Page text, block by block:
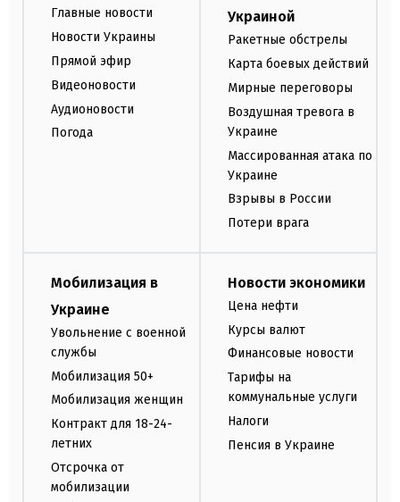
Главные новости
Новости Украины
Прямой эфир
Видеоновости
Аудионовости
Погода
Украиной
Ракетные обстрелы
Карта боевых действий
Мирные переговоры
Воздушная тревога в
Украине
Массированная атака по
Украине
Взрывы в России
Потери врага
Мобилизация в
Украине
Увольнение с военной
службы
Мобилизация 50+
Мобилизация женщин
Контракт для 18-24-
летних
Отсрочка от
мобилизации
Новости экономики
Цена нефти
Курсы валют
Финансовые новости
Тарифы на
коммунальные услуги
Налоги
Пенсия в Украине